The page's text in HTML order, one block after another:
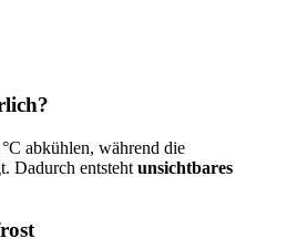
abkühlen, während die
Dadurch entsteht unsichtbares